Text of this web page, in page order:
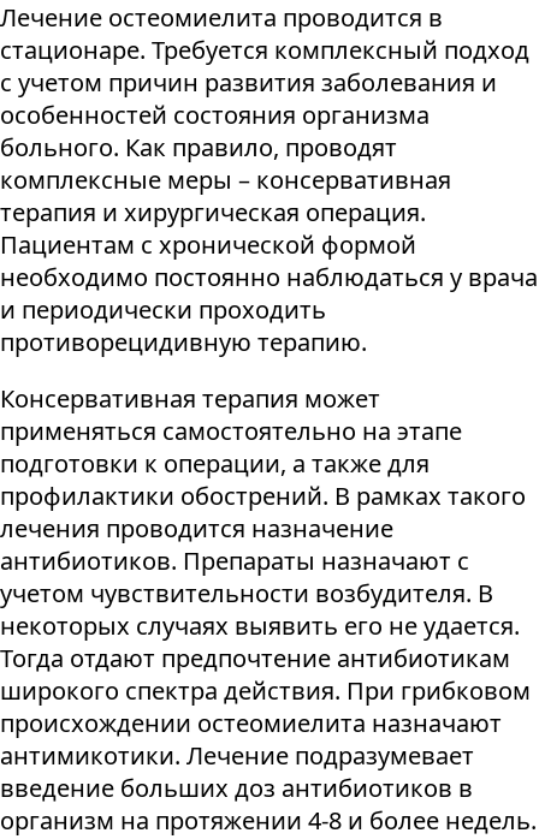
Лечение остеомиелита проводится в
стационаре. Требуется комплексный подход
с учетом причин развития заболевания и
особенностей состояния организма
больного. Как правило, проводят
комплексные меры – консервативная
терапия и хирургическая операция.
Пациентам с хронической формой
необходимо постоянно наблюдаться у врача
и периодически проходить
противорецидивную терапию.
Консервативная терапия может
применяться самостоятельно на этапе
подготовки к операции, а также для
профилактики обострений. В рамках такого
лечения проводится назначение
антибиотиков. Препараты назначают с
учетом чувствительности возбудителя. В
некоторых случаях выявить его не удается.
Тогда отдают предпочтение антибиотикам
широкого спектра действия. При грибковом
происхождении остеомиелита назначают
антимикотики. Лечение подразумевает
введение больших доз антибиотиков в
организм на протяжении 4-8 и более недель.